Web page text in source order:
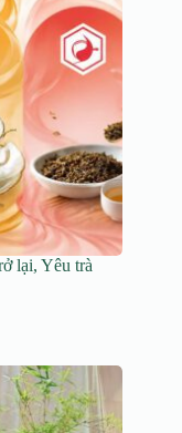
lại, Yêu trà